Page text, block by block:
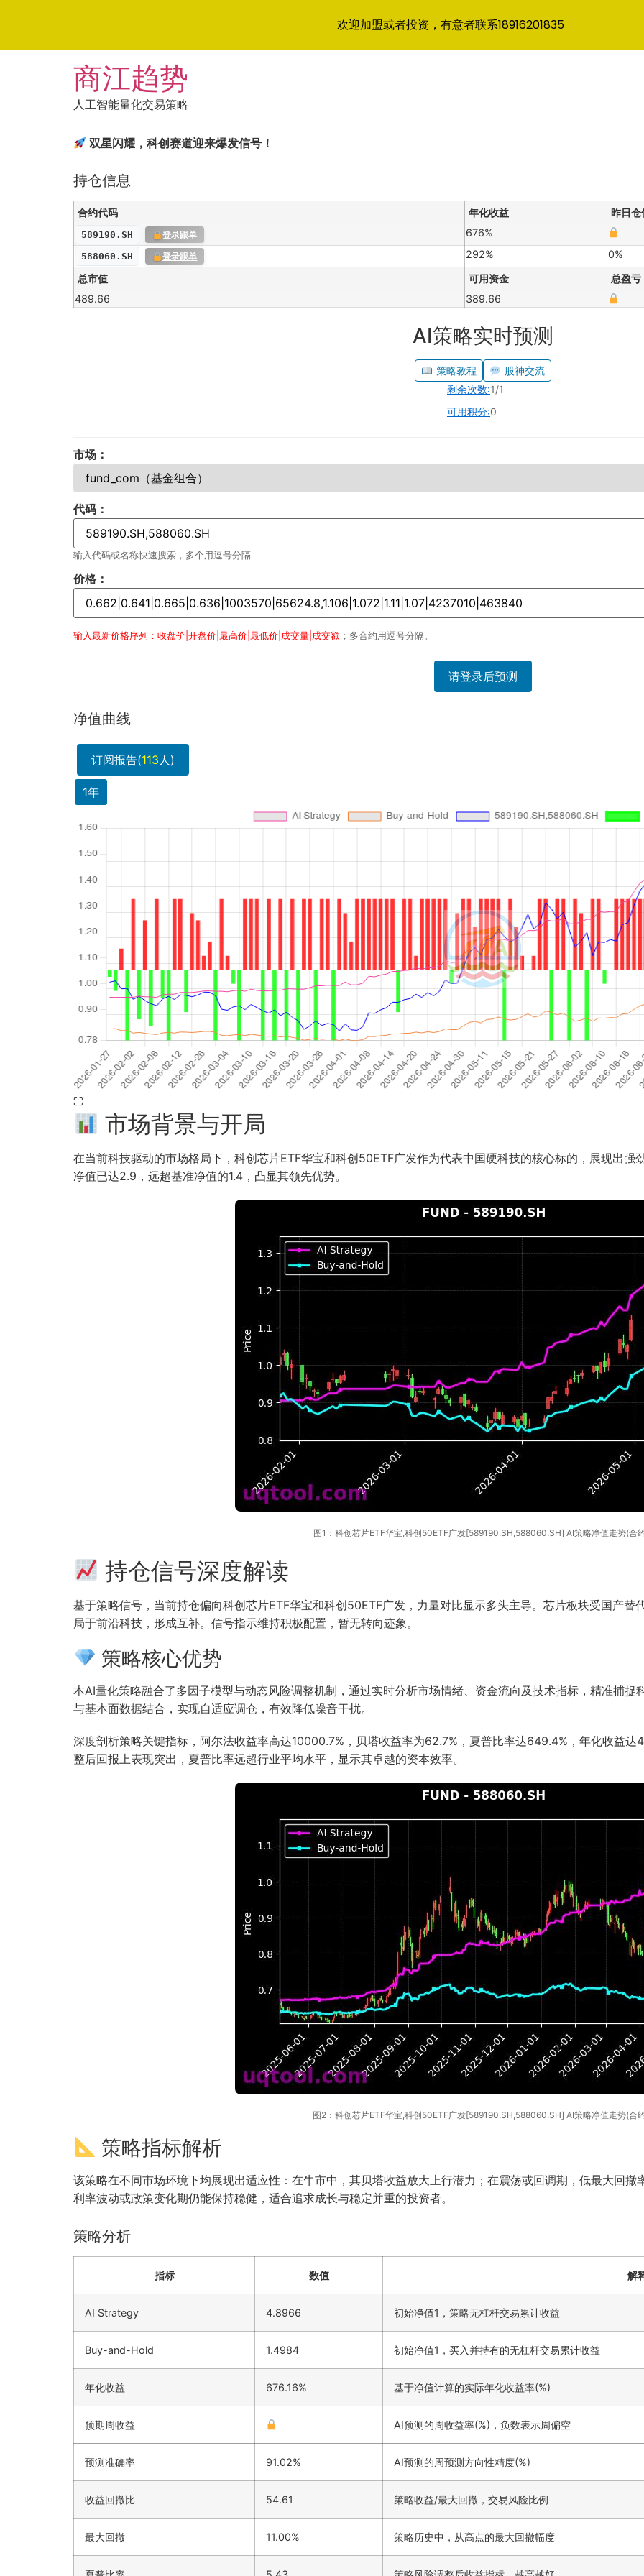
商江趋势
人工智能量化交易策略
双星闪耀，科创赛道迎来爆发信号！
持仓信息
合约代码 年化收益 昨日仓
589190.SH 登录跟单 676%
588060.SH 登录跟单 292%
0%
总市值
可用资金
总盈亏
489.66
389.66
AI策略实时预测
策略教程
股神交流
剩余次数:1/1
可用积分:0
市场：
代码：
输入代码或名称快速搜索，多个用逗号分隔
价格：
输入最新价格序列：收盘价|开盘价|最高价|最低价|成交量|成交额 ；多合约用逗号分隔。
请登录后预测
净值曲线
订阅报告(113人)
1年
⛶
市场背景与开局
在当前科技驱动的市场格局下，科创芯片ETF华宝和科创50ETF广发作为代表中国硬科技的核心标的，展现出强
净值已达2.9，远超基准净值的1.4，凸显其领先优势。
图1：科创芯片ETF华宝,科创50ETF广发[589190.SH,588060.SH] AI策略净值走势(合
持仓信号深度解读
基于策略信号，当前持仓偏向科创芯片ETF华宝和科创50ETF广发，力量对比显示多头主导。芯片板块受国产
局于前沿科技，形成互补。信号指示维持积极配置，暂无转向迹象。
策略核心优势
本AI量化策略融合了多因子模型与动态风险调整机制，通过实时分析市场情绪、资金流向及技术指标，精准捕
与基本面数据结合，实现自适应调仓，有效降低噪音干扰。
深度剖析策略关键指标，阿尔法收益率高达10000.7%，贝塔收益率为62.7%，夏普比率达649.4%，年化收益
整后回报上表现突出，夏普比率远超行业平均水平，显示其卓越的资本效率。
图2：科创芯片ETF华宝,科创50ETF广发[589190.SH,588060.SH] AI策略净值走势(合
策略指标解析
该策略在不同市场环境下均展现出适应性：在牛市中，其贝塔收益放大上行潜力；在震荡或回调期，低最大回
利率波动或政策变化期仍能保持稳健，适合追求成长与稳定并重的投资者。
策略分析
指标 数值 解
AI Strategy 4.8966 初始净值1，策略无杠杆交易累计收益
Buy-and-Hold 1.4984 初始净值1，买入并持有的无杠杆交易累计收益
年化收益 676.16% 基于净值计算的实际年化收益率(%)
预期周收益 AI预测的周收益率(%)，负数表示周偏空
预测准确率 91.02% AI预测的周预测方向性精度(%)
收益回撤比 54.61 策略收益/最大回撤，交易风险比例
最大回撤 11.00% 策略历史中，从高点的最大回撤幅度
欢迎加盟或者投资，有意者联系18916201835